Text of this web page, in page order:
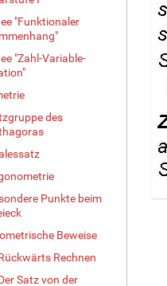
"Funktionaler
"Zahl-Variable-
des
Punkte beim
Beweise
Rechnen
Satz von der